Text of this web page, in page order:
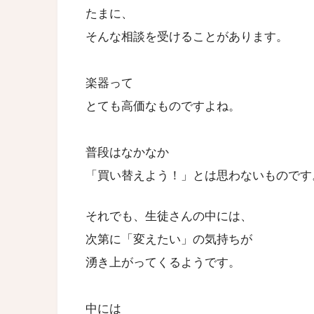
たまに、
そんな相談を受けることがあります。
楽器って
とても高価なものですよね。
普段はなかなか
「買い替えよう！」とは思わないもので
それでも、生徒さんの中には、
次第に「変えたい」の気持ちが
湧き上がってくるようです。
中には